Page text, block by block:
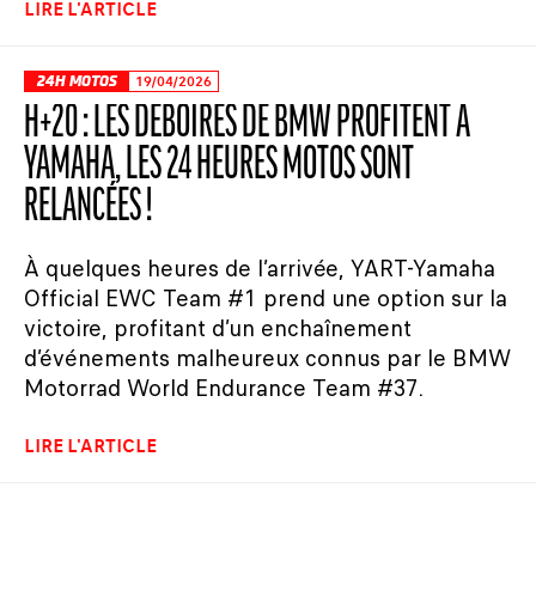
LIRE L'ARTICLE
24H MOTOS 19/04/2026
H+20 : LES DÉBOIRES DE BMW PROFITENT À
YAMAHA, LES 24 HEURES MOTOS SONT
RELANCÉES !
À quelques heures de l’arrivée, YART-Yamaha
Official EWC Team #1 prend une option sur la
victoire, profitant d’un enchaînement
d’événements malheureux connus par le BMW
Motorrad World Endurance Team #37.
LIRE L'ARTICLE